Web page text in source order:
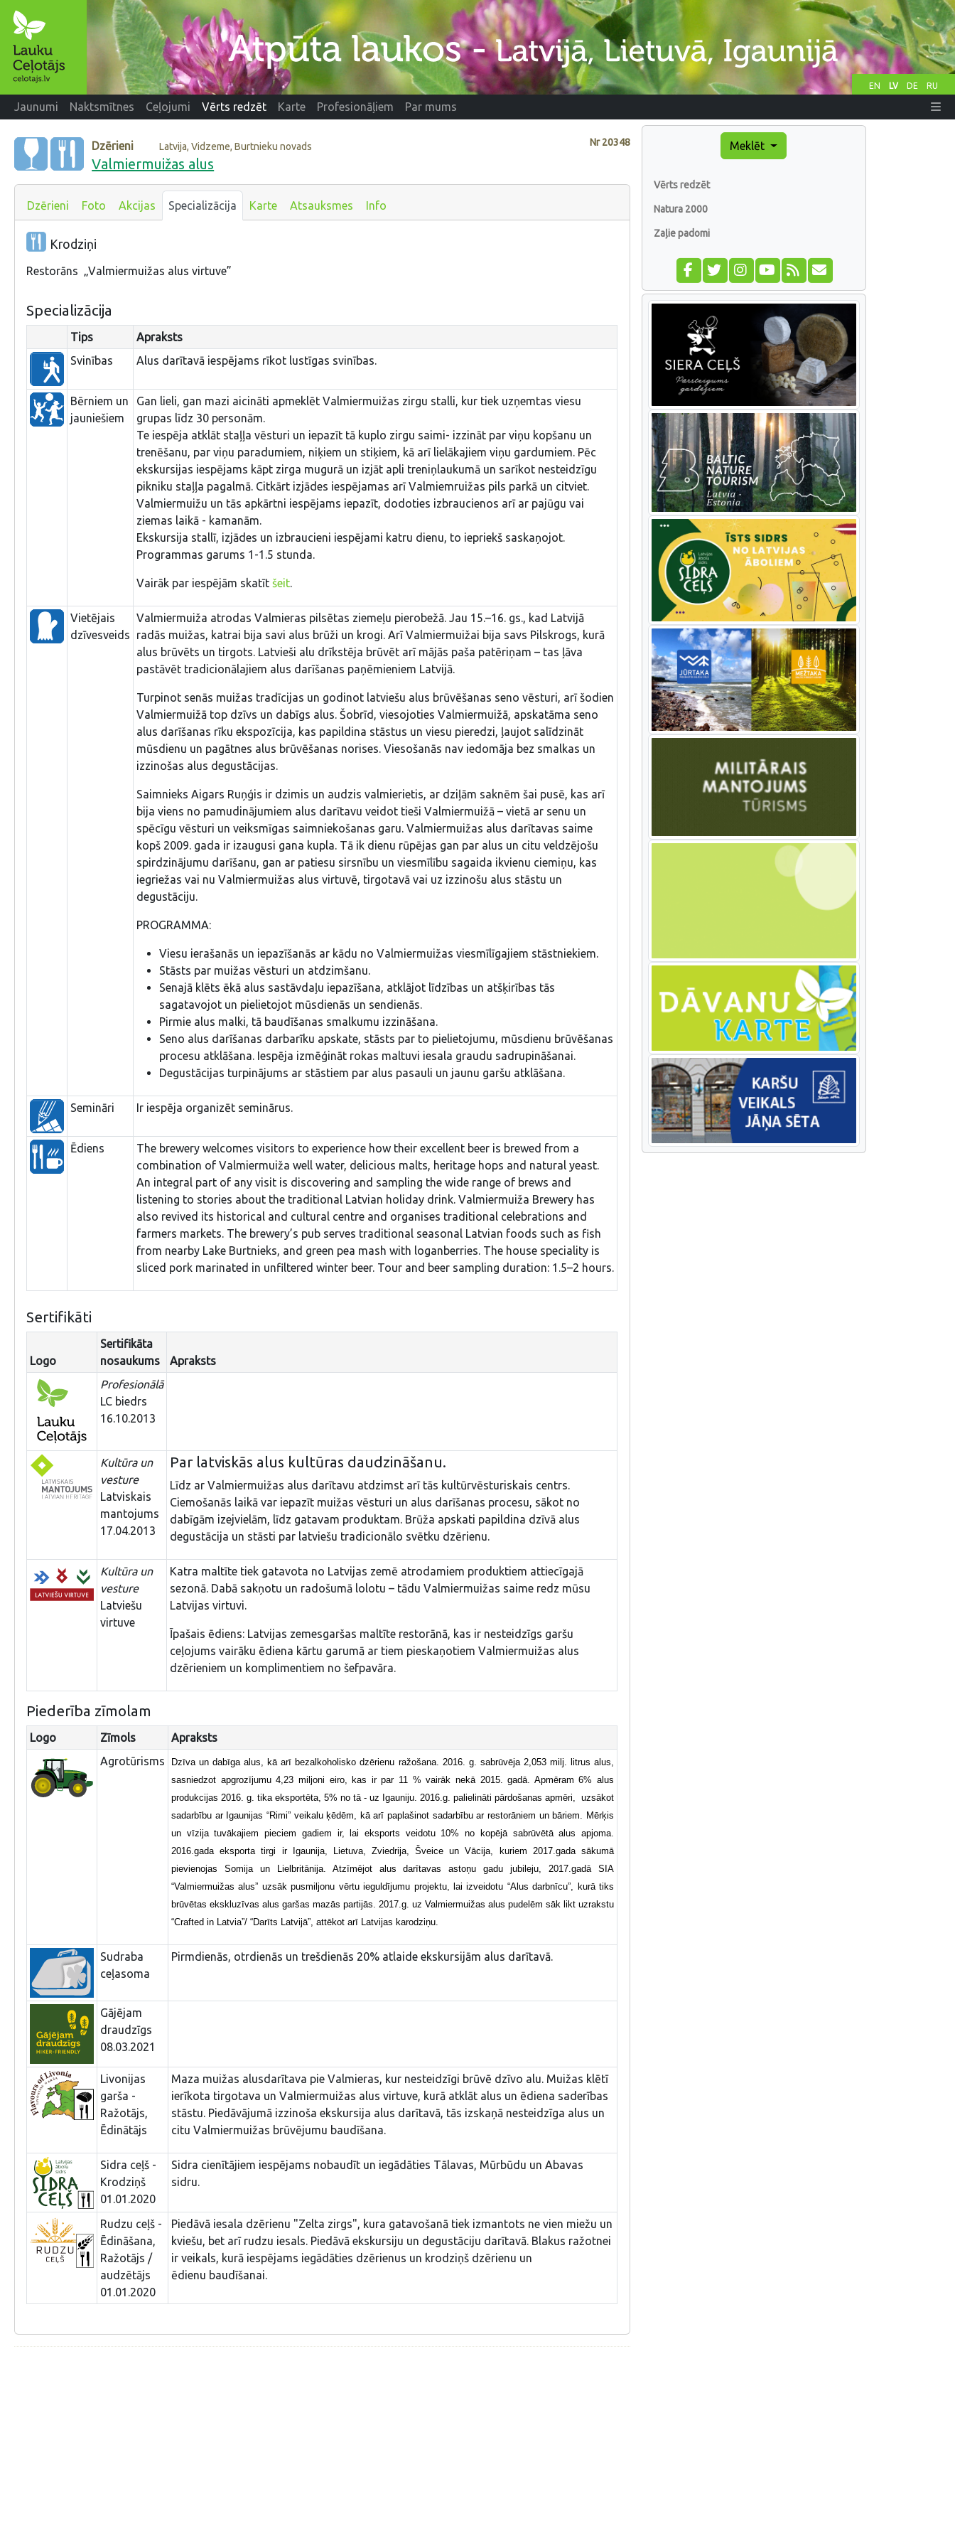
EN LV DE RU
Jaunumi Naktsmītnes Ceļojumi Vērts redzēt Karte Profesionāļiem Par mums
Nr20348
Dzērieni Latvija, Vidzeme, Burtnieku novads
Valmiermuižas alus
Dzērieni Foto Akcijas Specializācija Karte Atsauksmes Info
Krodziņi
Restorāns „Valmiermuižas alus virtuve”
Specializācija
Tips
Apraksts
Svinības
Alus darītavā iespējams rīkot lustīgas svinības.
Bērniem un
jauniešiem
Gan lieli, gan mazi aicināti apmeklēt Valmiermuižas zirgu stalli, kur tiek uzņemtas viesu
grupas līdz 30 personām.
Te iespēja atklāt staļļa vēsturi un iepazīt tā kuplo zirgu saimi- izzināt par viņu kopšanu un
trenēšanu, par viņu paradumiem, niķiem un stiķiem, kā arī lielākajiem viņu gardumiem. Pēc
ekskursijas iespējams kāpt zirga mugurā un izjāt apli treniņlaukumā un sarīkot nesteidzīgu
pikniku staļļa pagalmā. Citkārt izjādes iespējamas arī Valmiemruižas pils parkā un citviet.
Valmiermuižu un tās apkārtni iespējams iepazīt, dodoties izbraucienos arī ar pajūgu vai
ziemas laikā - kamanām.
Ekskursija stallī, izjādes un izbraucieni iespējami katru dienu, to iepriekš saskaņojot.
Programmas garums 1-1.5 stunda.
Vairāk par iespējām skatīt šeit
Vietējais
dzīvesveids
Valmiermuiža atrodas Valmieras pilsētas ziemeļu pierobežā. Jau 15.–16. gs., kad Latvijā
radās muižas, katrai bija savi alus brūži un krogi. Arī Valmiermuižai bija savs Pilskrogs, kurā
alus brūvēts un tirgots. Latvieši alu drīkstēja brūvēt arī mājās paša patēriņam – tas ļāva
pastāvēt tradicionālajiem alus darīšanas paņēmieniem Latvijā.
Turpinot senās muižas tradīcijas un godinot latviešu alus brūvēšanas seno vēsturi, arī šodien
Valmiermuižā top dzīvs un dabīgs alus. Šobrīd, viesojoties Valmiermuižā, apskatāma seno
alus darīšanas rīku ekspozīcija, kas papildina stāstus un viesu pieredzi, ļaujot salīdzināt
mūsdienu un pagātnes alus brūvēšanas norises. Viesošanās nav iedomāja bez smalkas un
izzinošas alus degustācijas.
Saimnieks Aigars Ruņģis ir dzimis un audzis valmierietis, ar dziļām saknēm šai pusē, kas arī
bija viens no pamudinājumiem alus darītavu veidot tieši Valmiermuižā – vietā ar senu un
spēcīgu vēsturi un veiksmīgas saimniekošanas garu. Valmiermuižas alus darītavas saime
kopš 2009. gada ir izaugusi gana kupla. Tā ik dienu rūpējas gan par alus un citu veldzējošu
spirdzinājumu darīšanu, gan ar patiesu sirsnību un viesmīlību sagaida ikvienu ciemiņu, kas
iegriežas vai nu Valmiermuižas alus virtuvē, tirgotavā vai uz izzinošu alus stāstu un
degustāciju.
PROGRAMMA:
Viesu ierašanās un iepazīšanās ar kādu no Valmiermuižas viesmīlīgajiem stāstniekiem.
Stāsts par muižas vēsturi un atdzimšanu.
Senajā klēts ēkā alus sastāvdaļu iepazīšana, atklājot līdzības un atšķirības tās
sagatavojot un pielietojot mūsdienās un sendienās.
Pirmie alus malki, tā baudīšanas smalkumu izzināšana.
Seno alus darīšanas darbarīku apskate, stāsts par to pielietojumu, mūsdienu brūvēšanas
procesu atklāšana. Iespēja izmēģināt rokas maltuvi iesala graudu sadrupināšanai.
Degustācijas turpinājums ar stāstiem par alus pasauli un jaunu garšu atklāšana.
Semināri Ir iespēja organizēt seminārus.
Ēdiens
The brewery welcomes visitors to experience how their excellent beer is brewed from a
combination of Valmiermuiža well water, delicious malts, heritage hops and natural yeast.
An integral part of any visit is discovering and sampling the wide range of brews and
listening to stories about the traditional Latvian holiday drink. Valmiermuiža Brewery has
also revived its historical and cultural centre and organises traditional celebrations and
farmers markets. The brewery’s pub serves traditional seasonal Latvian foods such as fish
from nearby Lake Burtnieks, and green pea mash with loganberries. The house speciality is
sliced pork marinated in unfiltered winter beer. Tour and beer sampling duration: 1.5–2 hours.
Sertifikāti
Logo
Sertifikāta
nosaukums
Apraksts
Profesionālā
LC biedrs
16.10.2013
Kultūra un
vesture
Latviskais
mantojums
17.04.2013
Par latviskās alus kultūras daudzināšanu.
Līdz ar Valmiermuižas alus darītavu atdzimst arī tās kultūrvēsturiskais centrs.
Ciemošanās laikā var iepazīt muižas vēsturi un alus darīšanas procesu, sākot no
dabīgām izejvielām, līdz gatavam produktam. Brūža apskati papildina dzīvā alus
degustācija un stāsti par latviešu tradicionālo svētku dzērienu.
Kultūra un
vesture
Latviešu
virtuve
Katra maltīte tiek gatavota no Latvijas zemē atrodamiem produktiem attiecīgajā
sezonā. Dabā sakņotu un radošumā lolotu – tādu Valmiermuižas saime redz mūsu
Latvijas virtuvi.
Īpašais ēdiens: Latvijas zemesgaršas maltīte restorānā, kas ir nesteidzīgs garšu
ceļojums vairāku ēdiena kārtu garumā ar tiem pieskaņotiem Valmiermuižas alus
dzērieniem un komplimentiem no šefpavāra.
Piederība zīmolam
Logo Zīmols
Apraksts
Agrotūrisms
Dzīva un dabīga alus, kā arī bezalkoholisko dzērienu ražošana. 2016. g. sabrūvēja 2,053 milj. litrus alus,
sasniedzot apgrozījumu 4,23 miljoni eiro, kas ir par 11 % vairāk nekā 2015. gadā. Apmēram 6% alus
produkcijas 2016. g. tika eksportēta, 5% no tā - uz Igauniju. 2016.g. palielināti pārdošanas apmēri, uzsākot
sadarbību ar Igaunijas “Rimi” veikalu ķēdēm, kā arī paplašinot sadarbību ar restorāniem un bāriem. Mērķis
un vīzija tuvākajiem pieciem gadiem ir, lai eksports veidotu 10% no kopējā sabrūvētā alus apjoma.
2016.gada eksporta tirgi ir Igaunija, Lietuva, Zviedrija, Šveice un Vācija, kuriem 2017.gada sākumā
pievienojas Somija un Lielbritānija. Atzīmējot alus darītavas astoņu gadu jubileju, 2017.gadā SIA
“Valmiermuižas alus” uzsāk pusmiljonu vērtu ieguldījumu projektu, lai izveidotu “Alus darbnīcu”, kurā tiks
brūvētas ekskluzīvas alus garšas mazās partijās. 2017.g. uz Valmiermuižas alus pudelēm sāk likt uzrakstu
“Crafted in Latvia”/ “Darīts Latvijā”, attēkot arī Latvijas karodziņu.
Sudraba
ceļasoma
Pirmdienās, otrdienās un trešdienās 20% atlaide ekskursijām alus darītavā.
Gājējam
draudzīgs
08.03.2021
Livonijas
garša -
Ražotājs,
Ēdinātājs
Maza muižas alusdarītava pie Valmieras, kur nesteidzīgi brūvē dzīvo alu. Muižas klētī
ierīkota tirgotava un Valmiermuižas alus virtuve, kurā atklāt alus un ēdiena saderības
stāstu. Piedāvājumā izzinoša ekskursija alus darītavā, tās izskaņā nesteidzīga alus un
citu Valmiermuižas brūvējumu baudīšana.
Sidra ceļš -
Krodziņš
01.01.2020
Sidra cienītājiem iespējams nobaudīt un iegādāties Tālavas, Mūrbūdu un Abavas
sidru.
Rudzu ceļš -
Ēdināšana,
Ražotājs /
audzētājs
01.01.2020
Piedāvā iesala dzērienu "Zelta zirgs", kura gatavošanā tiek izmantots ne vien miežu un
kviešu, bet arī rudzu iesals. Piedāvā ekskursiju un degustāciju darītavā. Blakus ražotnei
ir veikals, kurā iespējams iegādāties dzērienus un krodziņš dzērienu un
ēdienu baudīšanai.
Meklēt
Vērts redzēt
Natura 2000
Zaļie padomi